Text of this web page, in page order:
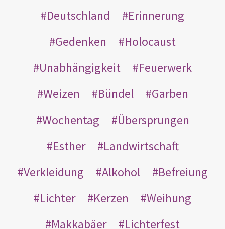
Deutschland
Erinnerung
Gedenken
Holocaust
Unabhängigkeit
Feuerwerk
Weizen
Bündel
Garben
Wochentag
Übersprungen
Esther
Landwirtschaft
Verkleidung
Alkohol
Befreiung
Lichter
Kerzen
Weihung
Makkabäer
Lichterfest